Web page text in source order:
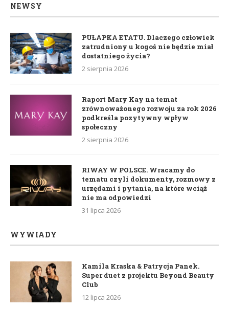
NEWSY
PUŁAPKA ETATU. Dlaczego człowiek
zatrudniony u kogoś nie będzie miał
dostatniego życia?
2 sierpnia 2026
Raport Mary Kay na temat
zrównoważonego rozwoju za rok 2026
podkreśla pozytywny wpływ
społeczny
2 sierpnia 2026
RIWAY W POLSCE. Wracamy do
tematu czyli dokumenty, rozmowy z
urzędami i pytania, na które wciąż
nie ma odpowiedzi
31 lipca 2026
WYWIADY
Kamila Kraska & Patrycja Panek.
Super duet z projektu Beyond Beauty
Club
12 lipca 2026